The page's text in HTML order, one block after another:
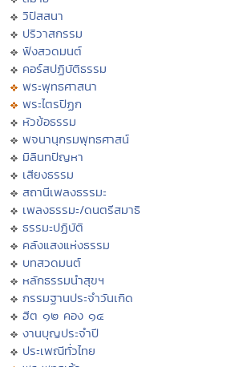
วิปัสสนา
ปริวาสกรรม
ฟังสวดมนต์
คอร์สปฏิบัติธรรม
พระพุทธศาสนา
พระไตรปิฏก
หัวข้อธรรม
พจนานุกรมพุทธศาสน์
มิลินทปัญหา
เสียงธรรม
สถานีเพลงธรรมะ
เพลงธรรมะ/ดนตรีสมาธิ
ธรรมะปฏิบัติ
คลังแสงแห่งธรรม
บทสวดมนต์
หลักธรรมนำสุขฯ
กรรมฐานประจำวันเกิด
ฮีต ๑๒ คอง ๑๔
งานบุญประจำปี
ประเพณีทั่วไทย